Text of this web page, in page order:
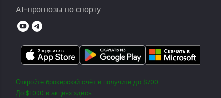
AI-прогнозы по спорту
Откройте брокерский счёт и получите до $700
До $1000 в акциях здесь